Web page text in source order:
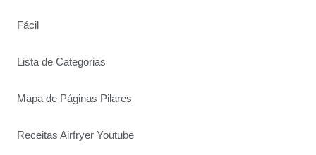
Fácil
Lista de Categorias
Mapa de Páginas Pilares
Receitas Airfryer Youtube